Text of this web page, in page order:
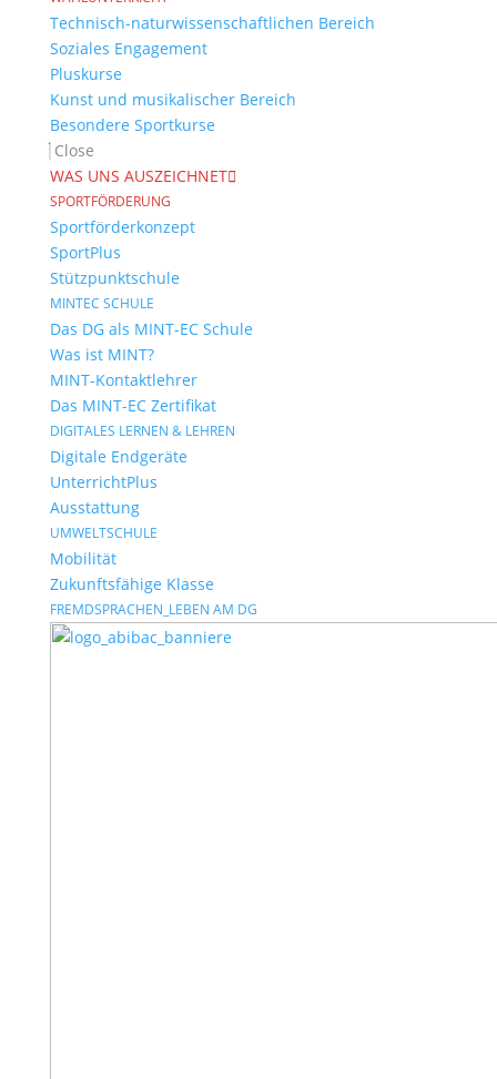
Technisch-naturwissenschaftlichen Bereich
Soziales Engagement
Pluskurse
Kunst und musikalischer Bereich
Besondere Sportkurse
Close
WAS UNS AUSZEICHNET
SPORTFÖRDERUNG
Sportförderkonzept
SportPlus
Stützpunktschule
MINTEC SCHULE
Das DG als MINT-EC Schule
Was ist MINT?
MINT-Kontaktlehrer
Das MINT-EC Zertifikat
DIGITALES LERNEN & LEHREN
Digitale Endgeräte
UnterrichtPlus
Ausstattung
UMWELTSCHULE
Mobilität
Zukunftsfähige Klasse
FREMDSPRACHEN_LEBEN AM DG